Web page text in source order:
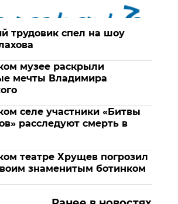
трудовик спел на шоу
музее раскрыли
мечты Владимира
селе участники «Битвы
расследуют смерть в
театре Хрущев погрозил
знаменитым ботинком